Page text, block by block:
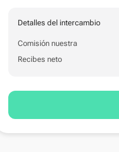
Detalles del intercambio
Comisión nuestra
Recibes neto